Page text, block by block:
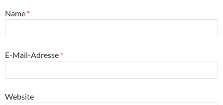
Name *
E-Mail-Adresse *
Website